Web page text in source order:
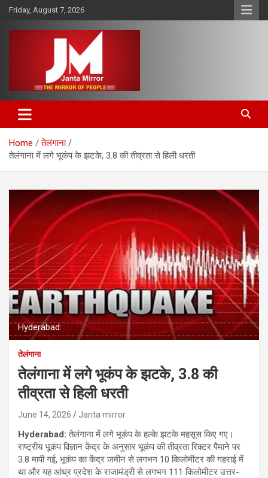
Skip
content
Friday, August 7, 2026
Janta Mirror
Home
तेलंगाना
तेलंगाना में लगे भूकंप के झटके, 3.8 की तीव्रता से हिली धरती
Hyderabad:
तेलंगाना
तेलंगाना में लगे भूकंप के झटके, 3.8 की
तीव्रता से हिली धरती
June 14, 2026 Janta mirror
Hyderabad: तेलंगाना में लगे भूकंप के हल्के झटके महसूस किए गए।
राष्ट्रीय भूकंप विज्ञान केंद्र के अनुसार भूकंप की तीव्रता रिक्टर पैमाने पर
3.8 मापी गई, भूकंप का केंद्र जमीन से लगभग 10 किलोमीटर की गहराई में
था और यह आंध्र प्रदेश के राजामंड्री से लगभग 111 किलोमीटर उत्तर-